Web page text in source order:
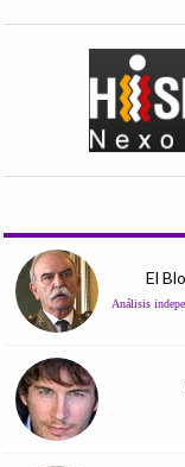
El
Análisis